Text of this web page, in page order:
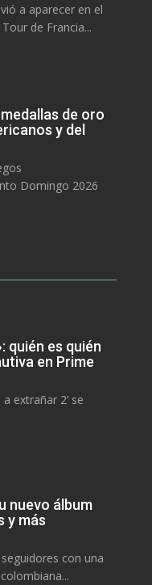
a aparecer en el
de Francia...
de oro
y del
Domingo 2026
quién es quién
en Prime
extrañar 2’ se
nuevo álbum
y más
con una